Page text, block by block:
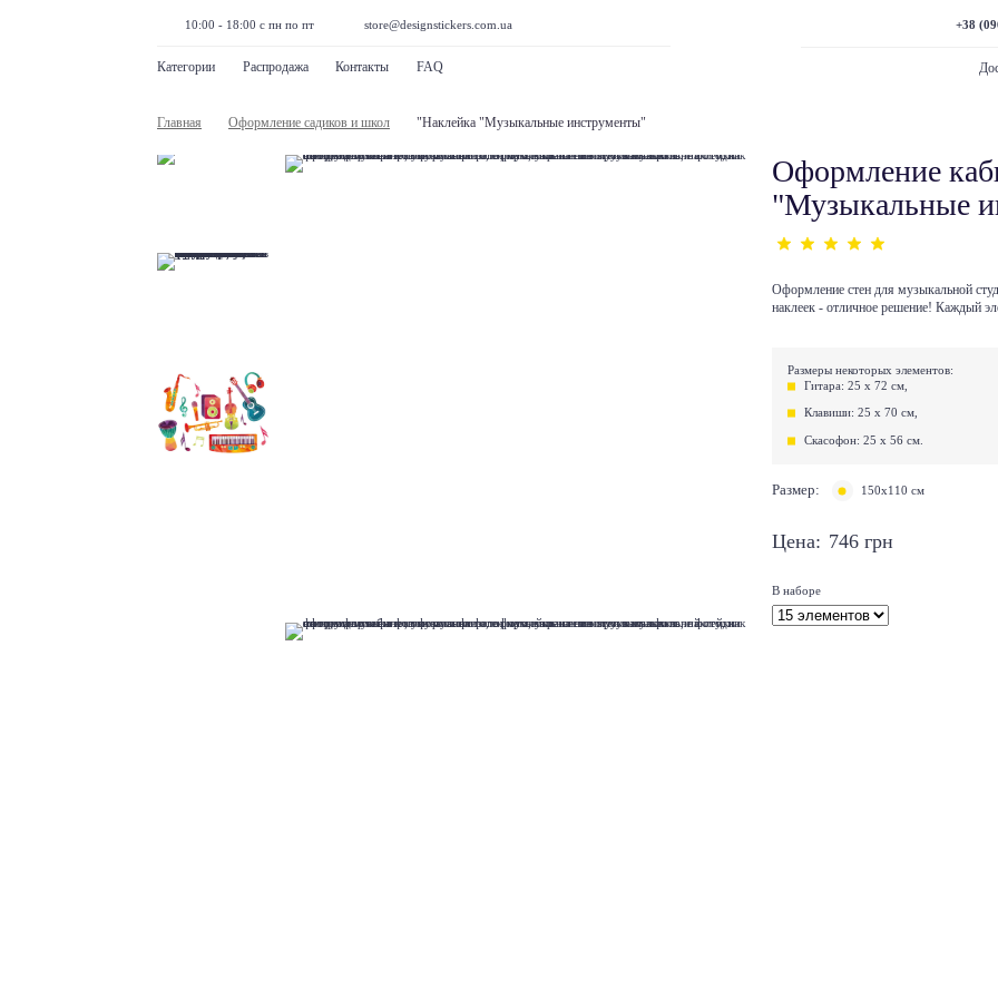
10:00 - 18:00 с пн по пт store@designstickers.com.ua
Категории Распродажа Контакты FAQ
+38
Главная Оформление садиков и школ "Наклейка "Музыкальные инструменты"
Оформление
"Музыкальные
Оформление стен для музыкальной
наклеек - отличное решение! Каждый
Размеры некоторых элементов:
Гитара: 25 х 72 см,
Клавиши: 25 х 70 см,
Скасофон: 25 х 56 см.
Размер: 150х110 см
Цена: 746 грн
В наборе